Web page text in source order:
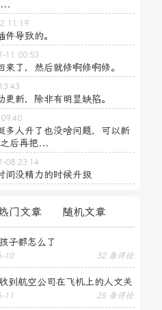
11:19
件导致的。
11 00:53
来了，然后就修啊修啊修。
更新，除非有明显缺陷。
多人升了也没啥问题，可以新
后再把...
08 23:14
间没精力的时候升级
门文章 随机文章
子都怎么了
10 32 条评论
到航空公司在飞机上的人文关
日贺卡
11 25 条评论